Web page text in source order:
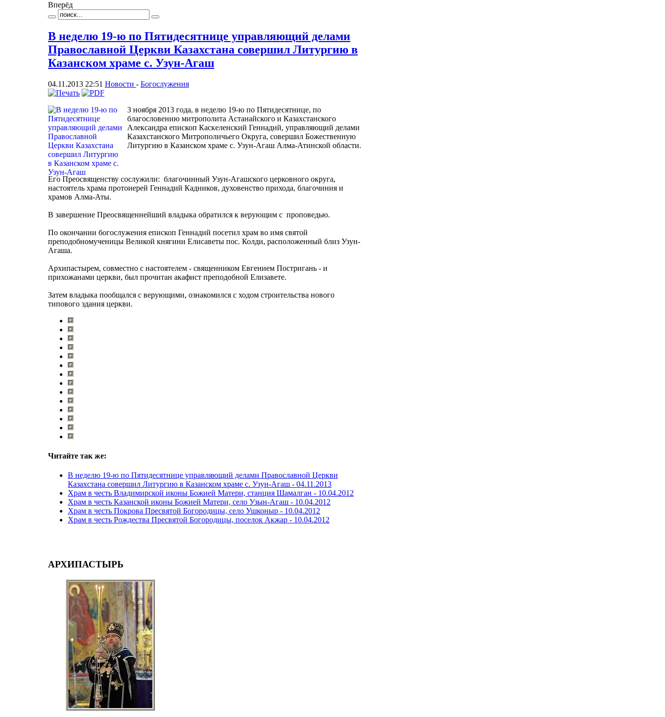
Вперёд
В неделю 19-ю по Пятидесятнице управляющий делами
Православной Церкви Казахстана совершил Литургию в
Казанском храме с. Узун-Агаш
04.11.2013 22:51 Новости - Богослужения
3 ноября 2013 года, в неделю 19-ю по Пятидесятнице, по
благословению митрополита Астанайского и Казахстанского
Александра епископ Каскеленский Геннадий, управляющий делами
Казахстанского Митрополичьего Округа, совершил Божественную
Литургию в Казанском храме с. Узун-Агаш Алма-Атинской области.
Его Преосвященству сослужили: благочинный Узун-Агашского церковного округа,
настоятель храма протоиерей Геннадий Кадников, духовенство прихода, благочиния и
храмов Алма-Аты.
В завершение Преосвященнейший владыка обратился к верующим с проповедью.
По окончании богослужения епископ Геннадий посетил храм во имя святой
преподобномученицы Великой княгини Елисаветы пос. Колди, расположенный близ Узун-
Агаша.
Архипастырем, совместно с настоятелем - священником Евгением Постригань - и
прихожанами церкви, был прочитан акафист преподобной Елизавете.
Затем владыка пообщался с верующими, ознакомился с ходом строительства нового
типового здания церкви.
Читайте так же:
В неделю 19-ю по Пятидесятнице управляющий делами Православной Церкви
Казахстана совершил Литургию в Казанском храме с. Узун-Агаш - 04.11.2013
Храм в честь Владимирской иконы Божией Матери, станция Шамалган - 10.04.2012
Храм в честь Казанской иконы Божией Матери, село Узын-Агаш - 10.04.2012
Храм в честь Покрова Пресвятой Богородицы, село Ушконыр - 10.04.2012
Храм в честь Рождества Пресвятой Богородицы, поселок Акжар - 10.04.2012
АРХИПАСТЫРЬ